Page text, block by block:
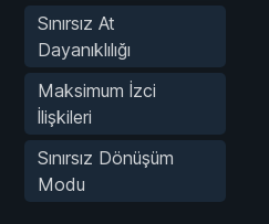
Sınırsız At
Dayanıklılığı
Maksimum İzci
İlişkileri
Sınırsız Dönüşüm
Modu